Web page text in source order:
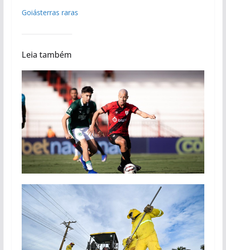
Goiásterras raras
Leia também